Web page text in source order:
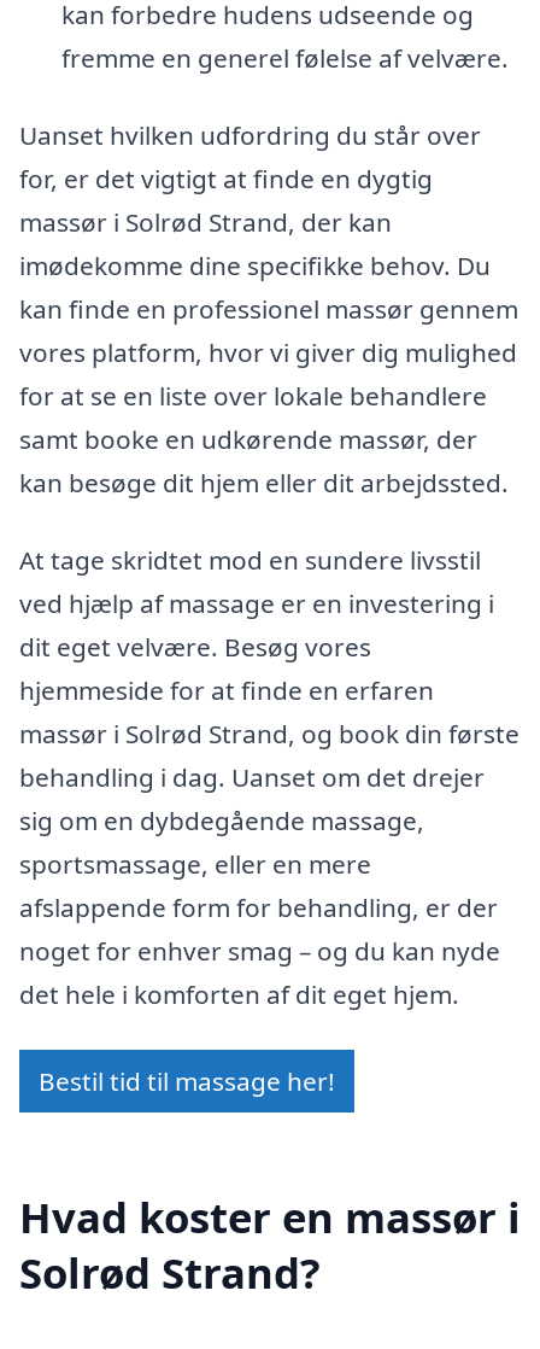
kan forbedre hudens udseende og
fremme en generel følelse af velvære.
Uanset hvilken udfordring du står over
for, er det vigtigt at finde en dygtig
massør i Solrød Strand, der kan
imødekomme dine specifikke behov. Du
kan finde en professionel massør gennem
vores platform, hvor vi giver dig mulighed
for at se en liste over lokale behandlere
samt booke en udkørende massør, der
kan besøge dit hjem eller dit arbejdssted.
At tage skridtet mod en sundere livsstil
ved hjælp af massage er en investering i
dit eget velvære. Besøg vores
hjemmeside for at finde en erfaren
massør i Solrød Strand, og book din første
behandling i dag. Uanset om det drejer
sig om en dybdegående massage,
sportsmassage, eller en mere
afslappende form for behandling, er der
noget for enhver smag – og du kan nyde
det hele i komforten af dit eget hjem.
Bestil tid til massage her!
Hvad koster en massør i
Solrød Strand?